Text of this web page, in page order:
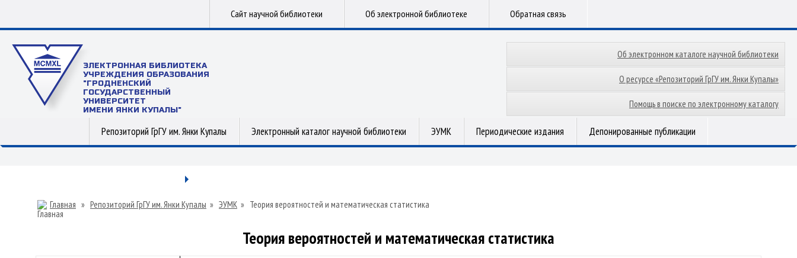
Сайт научной библиотеки Об электронной библиотеке Обратная связь
ЭЛЕКТРОННАЯ БИБЛИОТЕКА
УЧРЕЖДЕНИЯ ОБРАЗОВАНИЯ
"ГРОДНЕНСКИЙ
ГОСУДАРСТВЕННЫЙ
УНИВЕРСИТЕТ
ИМЕНИ ЯНКИ КУПАЛЫ"
Об электронном каталоге научной библиотеки
О ресурсе «Репозиторий ГрГУ им. Янки Купалы»
Помощь в поиске по электронному каталогу
Репозиторий ГрГУ им. Янки Купалы Электронный каталог научной библиотеки ЭУМК Периодические издания Депонированные публикации
Главная » Репозиторий ГрГУ им. Янки Купалы » ЭУМК » Теория вероятностей и математическая статистика
Теория вероятностей и математическая статистика